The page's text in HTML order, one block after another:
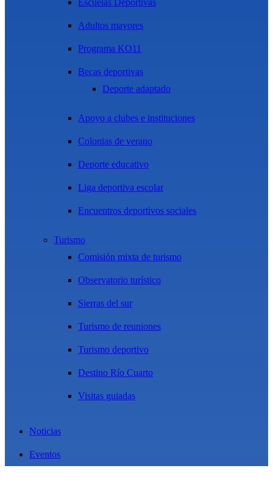
Escuelas Deportivas
Adultos mayores
Programa KO11
Becas deportivas
Deporte adaptado
Apoyo a clubes e instituciones
Colonias de verano
Deporte educativo
Liga deportiva escolar
Encuentros deportivos sociales
Turismo
Comisión mixta de turismo
Observatorio turístico
Sierras del sur
Turismo de reuniones
Turismo deportivo
Destino Río Cuarto
Visitas guiadas
Noticias
Eventos